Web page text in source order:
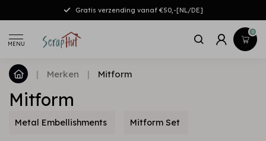
Gratis verzending vanaf €50,-[NL/DE]
MENU
0
| Merken | Mitform
Mitform
Metal Embellishments Mitform Set